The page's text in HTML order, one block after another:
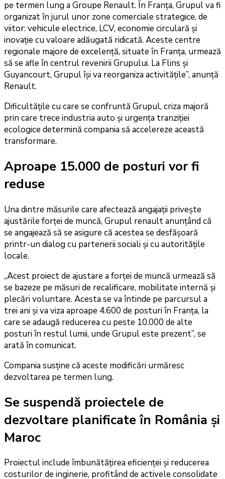
pe termen lung a Groupe Renault. În Franța, Grupul va fi
organizat în jurul unor zone comerciale strategice, de
viitor: vehicule electrice, LCV, economie circulară și
inovație cu valoare adăugată ridicată. Aceste centre
regionale majore de excelență, situate în Franța, urmează
să se afle în centrul revenirii Grupului. La Flins și
Guyancourt, Grupul își va reorganiza activitățile”, anunță
Renault.
Dificultățile cu care se confruntă Grupul, criza majoră
prin care trece industria auto și urgența tranziției
ecologice determină compania să accelereze această
transformare.
Aproape 15.000 de posturi vor fi
reduse
Una dintre măsurile care afectează angajații privește
ajustările forței de muncă, Grupul renault anunțând că
se angajează să se asigure că acestea se desfășoară
printr-un dialog cu partenerii sociali și cu autoritățile
locale.
„Acest proiect de ajustare a forței de muncă urmează să
se bazeze pe măsuri de recalificare, mobilitate internă și
plecări voluntare. Acesta se va întinde pe parcursul a
trei ani și va viza aproape 4.600 de posturi în Franța, la
care se adaugă reducerea cu peste 10.000 de alte
posturi în restul lumii, unde Grupul este prezent”, se
arată în comunicat.
Compania susține că aceste modificări urmăresc
dezvoltarea pe termen lung.
Se suspendă proiectele de
dezvoltare planificate în România și
Maroc
Proiectul include îmbunătățirea eficienței și reducerea
costurilor de inginerie, profitând de activele consolidate